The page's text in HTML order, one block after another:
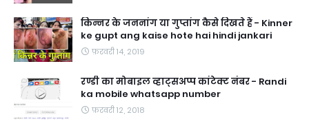
किन्नर के जननांग या गुप्तांग कैसे दिखते हैं - Kinner
ke gupt ang kaise hote hai hindi jankari
फ़रवरी 14, 2019
रण्डी का मोबाइल व्हाट्सअप्प कांटेक्ट नंबर - Randi
ka mobile whatsapp number
फ़रवरी 12, 2018